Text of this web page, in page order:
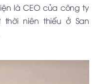
là CEO của công ty
thời niên thiếu ở San